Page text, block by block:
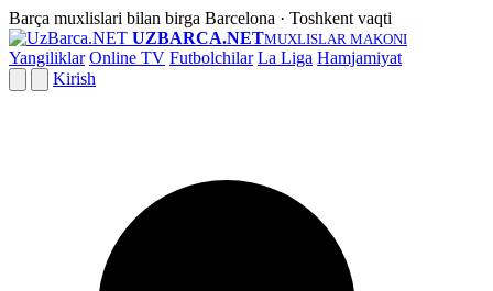
Barça muxlislari bilan birga Barcelona · Toshkent vaqti
UZBARCA.NETMUXLISLAR MAKONI
Yangiliklar Online TV Futbolchilar La Liga Hamjamiyat
Kirish